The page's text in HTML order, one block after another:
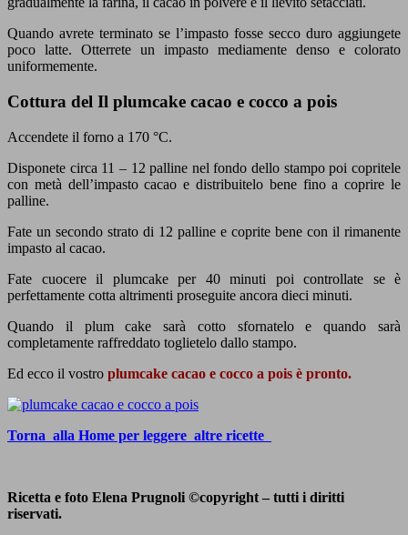
Quando avrete terminato se l’impasto fosse secco duro aggiungete
poco latte. Otterrete un impasto mediamente denso e colorato
uniformemente.
Cottura del Il plumcake cacao e cocco a pois
Accendete il forno a 170 °C.
Disponete circa 11 – 12 palline nel fondo dello stampo poi copritele
con metà dell’impasto cacao e distribuitelo bene fino a coprire le
palline.
Fate un secondo strato di 12 palline e coprite bene con il rimanente
impasto al cacao.
Fate cuocere il plumcake per 40 minuti poi controllate se è
perfettamente cotta altrimenti proseguite ancora dieci minuti.
Quando il plum cake sarà cotto sfornatelo e quando sarà
completamente raffreddato toglietelo dallo stampo.
Ed ecco il vostro plumcake cacao e cocco a pois è pronto.
Torna alla Home per leggere altre ricette
Ricetta e foto Elena Prugnoli ©copyright – tutti i diritti
riservati.